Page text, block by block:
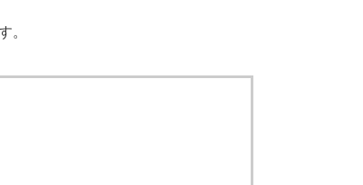
。